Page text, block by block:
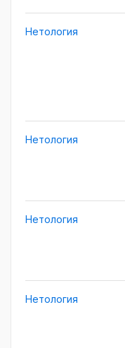
Нетология
Нетология
Нетология
Нетология